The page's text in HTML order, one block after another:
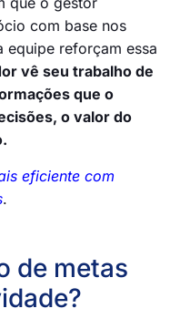
com base nos
reforçam essa
vê seu trabalho de
que o
o valor do
eficiente com
.
de metas